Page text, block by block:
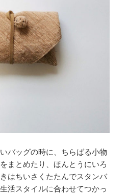
バッグの時に、ちらばる小物
まとめたり、ほんとうにいろ
はちいさくたたんでスタンバ
活スタイルに合わせてつかっ